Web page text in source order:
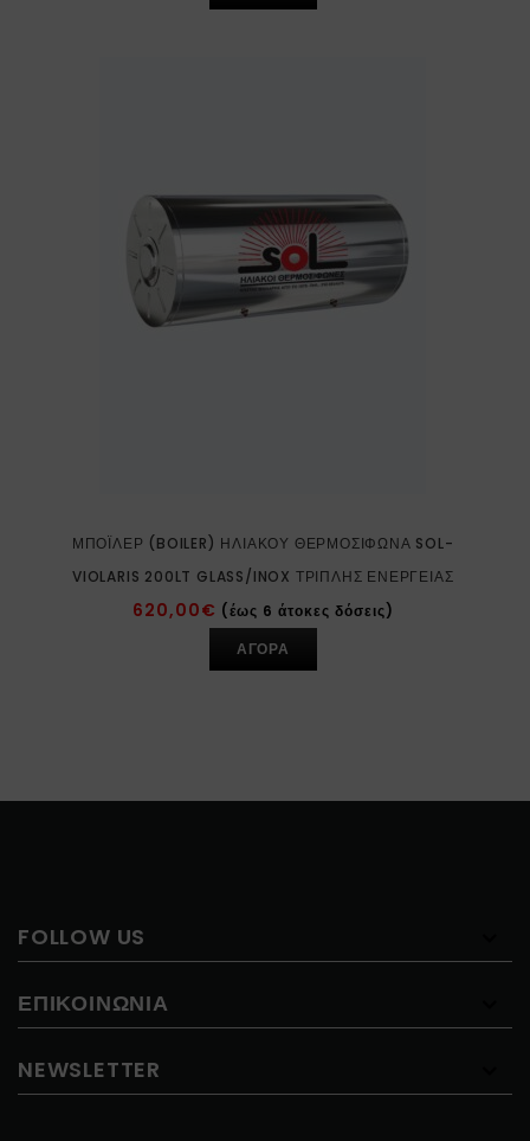
ΜΠΌΙΛΕΡ (BOILER) ΗΛΙΑΚΟΎ ΘΕΡΜΟΣΊΦΩΝΑ SOL-
VIOLARIS 200LT GLASS/INOX ΤΡΙΠΛΉΣ ΕΝΈΡΓΕΙΑΣ
620,00€ (έως 6 άτοκες δόσεις)
ΑΓΟΡΑ
FOLLOW US
ΕΠΙΚΟΙΝΩΝΊΑ
NEWSLETTER